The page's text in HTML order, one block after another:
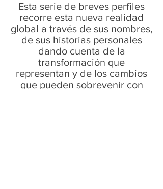
Esta serie de breves perfiles
recorre esta nueva realidad
global a través de sus nombres,
de sus historias personales
dando cuenta de la
transformación que
representan y de los cambios
que pueden sobrevenir con